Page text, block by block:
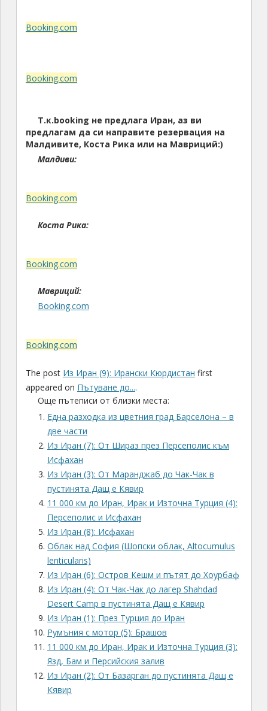
Booking.com
Booking.com
Т.к.booking не предлага Иран, аз ви
предлагам да си направите резервация на
Малдивите, Коста Рика или на Мавриций:)
Малдиви:
Booking.com
Коста Рика:
Booking.com
Мавриций:
Booking.com
Booking.com
The post Из Иран (9): Ирански Кюрдистан first
appeared on Пътуване до....
Още пътеписи от близки места:
Една разходка из цветния град Барселона – в
две части
Из Иран (7): От Шираз през Персеполис към
Исфахан
Из Иран (3): От Маранджаб до Чак-Чак в
пустинята Дащ е Кявир
11 000 км до Иран, Ирак и Източна Турция (4):
Персеполис и Исфахан
Из Иран (8): Исфахан
Облак над София (Шопски облак, Altocumulus
lenticularis)
Из Иран (6): Остров Кешм и пътят до Хоурбаф
Из Иран (4): От Чак-Чак до лагер Shahdad
Desert Camp в пустинята Дащ е Кявир
Из Иран (1): През Турция до Иран
Румъния с мотор (5): Брашов
11 000 км до Иран, Ирак и Източна Турция (3):
Язд, Бам и Персийския залив
Из Иран (2): От Базарган до пустинята Дащ е
Кявир